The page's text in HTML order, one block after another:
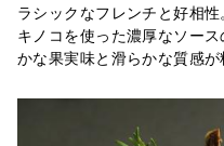
ラシックなフレンチと好相
キノコを使った濃厚なソー
かな果実味と滑らかな質感が